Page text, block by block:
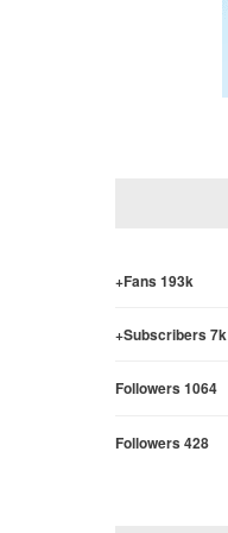
Fans 193k+
Subscribers 7k+
Followers 1064
Followers 428